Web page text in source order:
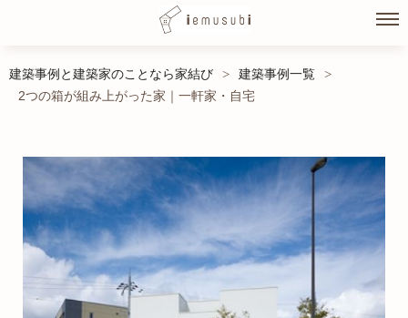
to
content
建築事例と建築家のことなら家結び > 建築事例一覧
>
2つの箱が組み上がった家｜一軒家・自宅